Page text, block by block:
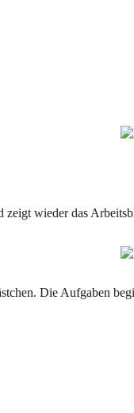
wieder das
Die Aufgaben